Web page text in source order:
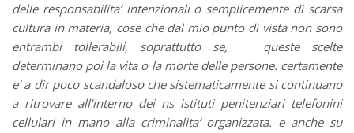
delle responsabilita’ intenzionali o semplicemente di scarsa
cultura in materia, cose che dal mio punto di vista non sono
entrambi tollerabili, soprattutto se, queste scelte
determinano poi la vita o la morte delle persone. certamente
e’ a dir poco scandaloso che sistematicamente si continuano
a ritrovare all’interno dei ns istituti penitenziari telefonini
cellulari in mano alla criminalita’ organizzata. e anche su